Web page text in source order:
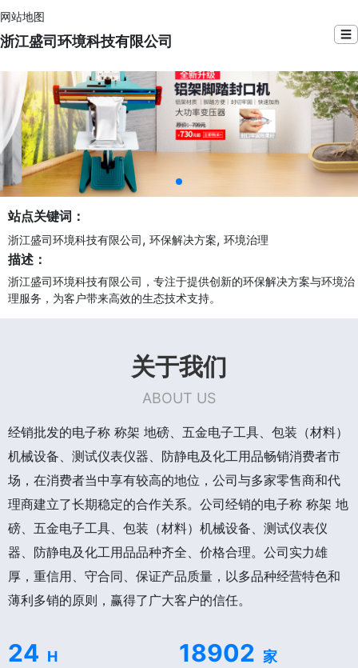
网站地图
浙江盛司环境科技有限公司 ☰
站点关键词：
浙江盛司环境科技有限公司, 环保解决方案, 环境治理
描述：
浙江盛司环境科技有限公司，专注于提供创新的环保解决方案与环境治
理服务，为客户带来高效的生态技术支持。
关于我们
ABOUT US
经销批发的电子称 称架 地磅、五金电子工具、包装（材料）
机械设备、测试仪表仪器、防静电及化工用品畅销消费者市
场，在消费者当中享有较高的地位，公司与多家零售商和代
理商建立了长期稳定的合作关系。公司经销的电子称 称架 地
磅、五金电子工具、包装（材料）机械设备、测试仪表仪
器、防静电及化工用品品种齐全、价格合理。公司实力雄
厚，重信用、守合同、保证产品质量，以多品种经营特色和
薄利多销的原则，赢得了广大客户的信任。
24 H 18902 家